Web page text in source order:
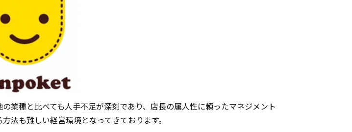
業種と比べても人手不足が深刻であり、店長の属人性に頼ったマネジメント
法も難しい経営環境となってきております。